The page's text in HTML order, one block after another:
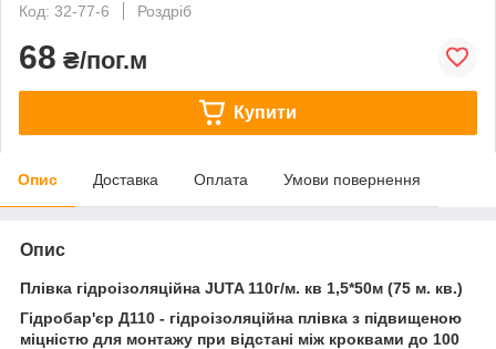
Код: 32-77-6
Роздріб
68 ₴/пог.м
Купити
Опис Доставка Оплата Умови повернення
Опис
Плівка гідроізоляційна JUTA 110г/м. кв 1,5*50м (75 м. кв.)
Гідробар'єр Д110 - гідроізоляційна плівка з підвищеною
міцністю для монтажу при відстані між кроквами до 100